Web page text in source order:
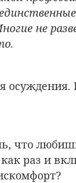
не
что
раз и